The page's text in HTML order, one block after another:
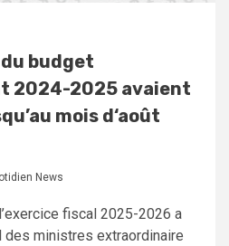
budget
2024-2025 avaient
mois d‘août
News
fiscal 2025-2026 a
ministres extraordinaire